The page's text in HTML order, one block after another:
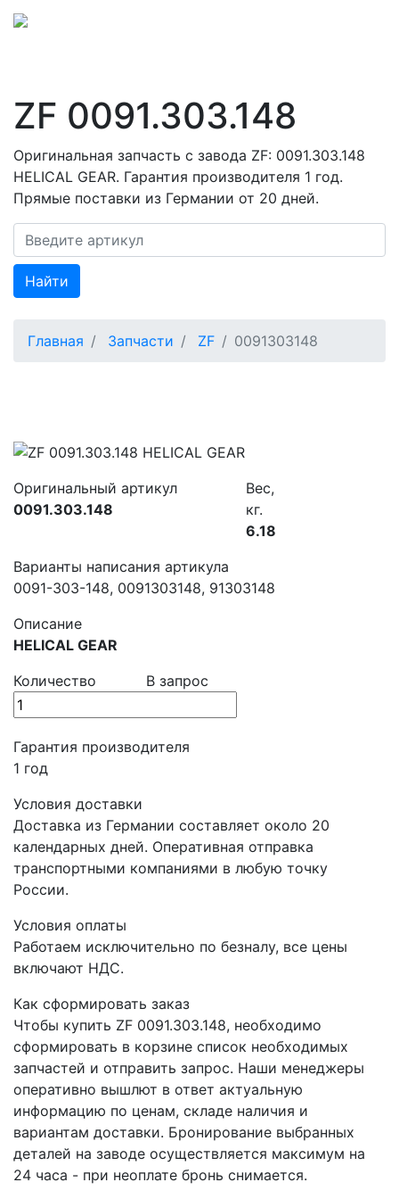
ZF 0091.303.148
Оригинальная запчасть с завода ZF: 0091.303.148
HELICAL GEAR. Гарантия производителя 1 год.
Прямые поставки из Германии от 20 дней.
Найти
Главная Запчасти ZF 0091303148
Оригинальный артикул
0091.303.148
Вес,
кг.
6.18
Варианты написания артикула
0091-303-148, 0091303148, 91303148
Описание
HELICAL GEAR
Количество
В запрос
Гарантия производителя
1 год
Условия доставки
Доставка из Германии составляет около 20
календарных дней. Оперативная отправка
транспортными компаниями в любую точку
России.
Условия оплаты
Работаем исключительно по безналу, все цены
включают НДС.
Как сформировать заказ
Чтобы купить ZF 0091.303.148, необходимо
сформировать в корзине список необходимых
запчастей и отправить запрос. Наши менеджеры
оперативно вышлют в ответ актуальную
информацию по ценам, складе наличия и
вариантам доставки. Бронирование выбранных
деталей на заводе осуществляется максимум на
24 часа - при неоплате бронь снимается.